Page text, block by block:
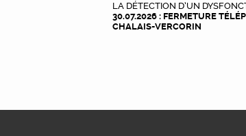
LA DÉTECTION D’UN
30.07.2026 : FERMETURE
CHALAIS-VERCORIN